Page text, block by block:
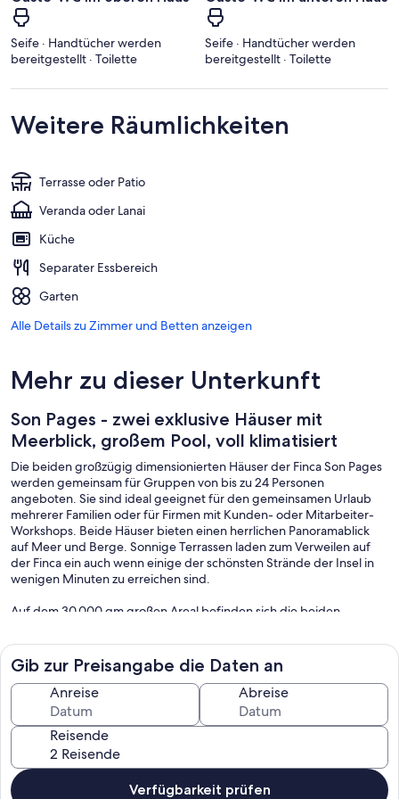
Seife · Handtücher werden
bereitgestellt · Toilette
Seife · Handtücher werden
bereitgestellt · Toilette
Weitere Räumlichkeiten
Terrasse oder Patio
Veranda oder Lanai
Küche
Separater Essbereich
Garten
Alle Details zu Zimmer und Betten anzeigen
Mehr zu dieser Unterkunft
Son Pages - zwei exklusive Häuser mit
Meerblick, großem Pool, voll klimatisiert
Die beiden großzügig dimensionierten Häuser der Finca Son Pages
werden gemeinsam für Gruppen von bis zu 24 Personen
angeboten. Sie sind ideal geeignet für den gemeinsamen Urlaub
mehrerer Familien oder für Firmen mit Kunden- oder Mitarbeiter-
Workshops. Beide Häuser bieten einen herrlichen Panoramablick
auf Meer und Berge. Sonnige Terrassen laden zum Verweilen auf
der Finca ein auch wenn einige der schönsten Strände der Insel in
wenigen Minuten zu erreichen sind.
Auf dem 30.000 qm großen Areal befinden sich die beiden
Essbereich, der auf die Südterrasse mündet. Die angrenzenden
klimatisierten Suiten verfügen über eigene große Bäder und bieten
jeweils einer Familie mit 2 Kindern genügend Platz. Die Meerblick-
Suiten sind zur Terrasse hin ausgerichtet und haben jeweils ein
zusätzliches Schlafzimmer mit zwei Einzelbetten im Dachgeschoss.
Bei den Bergblick-Suiten befindet sich ein zusätzliches Doppelbett
auf einer Galerie-Ebene. Insgesamt bietet jedes Haus damit Platz
für 12-16 Personen.
Der zentrale Wohnbereich mit voll ausgestatteter moderner Küche,
Gib zur Preisangabe die Daten an
Anreise Abreise
Reisende
Verfügbarkeit prüfen